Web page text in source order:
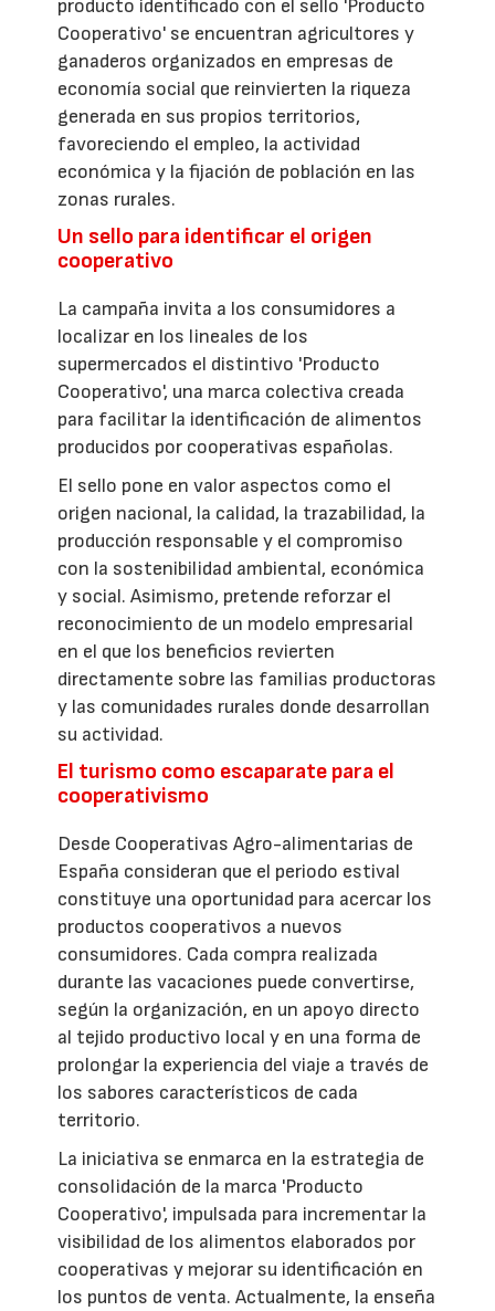
producto identificado con el sello 'Producto
Cooperativo' se encuentran agricultores y
ganaderos organizados en empresas de
economía social que reinvierten la riqueza
generada en sus propios territorios,
favoreciendo el empleo, la actividad
económica y la fijación de población en las
zonas rurales.
Un sello para identificar el origen
cooperativo
La campaña invita a los consumidores a
localizar en los lineales de los
supermercados el distintivo 'Producto
Cooperativo', una marca colectiva creada
para facilitar la identificación de alimentos
producidos por cooperativas españolas.
El sello pone en valor aspectos como el
origen nacional, la calidad, la trazabilidad, la
producción responsable y el compromiso
con la sostenibilidad ambiental, económica
y social. Asimismo, pretende reforzar el
reconocimiento de un modelo empresarial
en el que los beneficios revierten
directamente sobre las familias productoras
y las comunidades rurales donde desarrollan
su actividad.
El turismo como escaparate para el
cooperativismo
Desde Cooperativas Agro-alimentarias de
España consideran que el periodo estival
constituye una oportunidad para acercar los
productos cooperativos a nuevos
consumidores. Cada compra realizada
durante las vacaciones puede convertirse,
según la organización, en un apoyo directo
al tejido productivo local y en una forma de
prolongar la experiencia del viaje a través de
los sabores característicos de cada
territorio.
La iniciativa se enmarca en la estrategia de
consolidación de la marca 'Producto
Cooperativo', impulsada para incrementar la
visibilidad de los alimentos elaborados por
cooperativas y mejorar su identificación en
los puntos de venta. Actualmente, la enseña